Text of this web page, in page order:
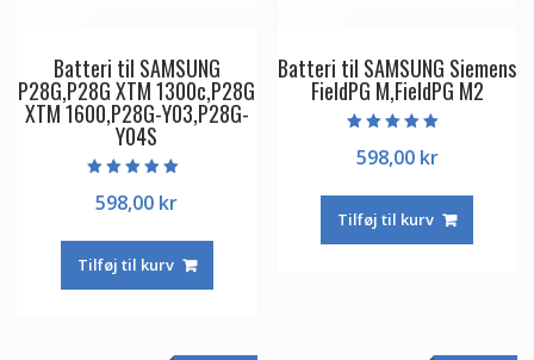
Batteri til SAMSUNG
P28G,P28G XTM 1300c,P28G
XTM 1600,P28G-Y03,P28G-
Y04S
5.00
ud af 5
598,00 kr
Tilføj til kurv
Batteri til SAMSUNG Siemens
FieldPG M,FieldPG M2
5.00
ud af 5
598,00 kr
Tilføj til kurv